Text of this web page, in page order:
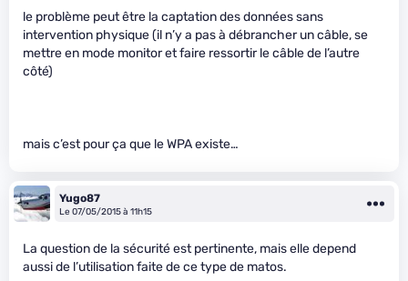
le problème peut être la captation des données sans
intervention physique (il n’y a pas à débrancher un câble, se
mettre en mode monitor et faire ressortir le câble de l’autre
côté)
mais c’est pour ça que le WPA existe…
Yugo87
Le 07/05/2015 à 11h15
La question de la sécurité est pertinente, mais elle depend
aussi de l’utilisation faite de ce type de matos.